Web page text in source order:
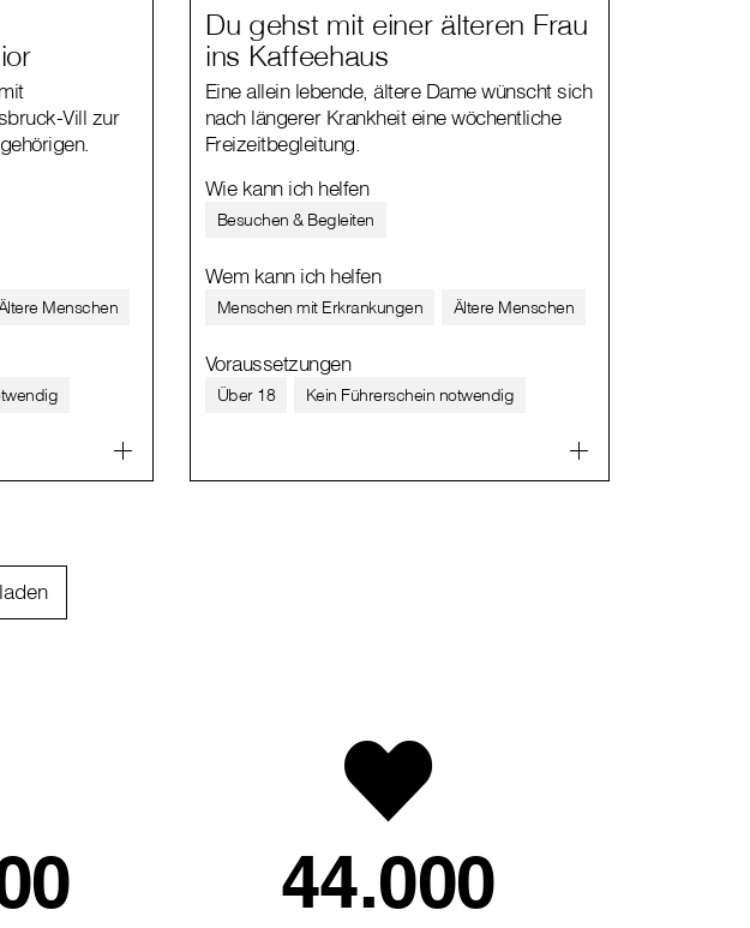
Vill zur
Menschen
Du gehst mit einer älteren Frau
ins Kaffeehaus
Eine allein lebende, ältere Dame wünscht sich
nach längerer Krankheit eine wöchentliche
Freizeitbegleitung.
Wie kann ich helfen
Besuchen & Begleiten
Wem kann ich helfen
Menschen mit Erkrankungen Ältere Menschen
Voraussetzungen
Über 18 Kein Führerschein notwendig
44.000